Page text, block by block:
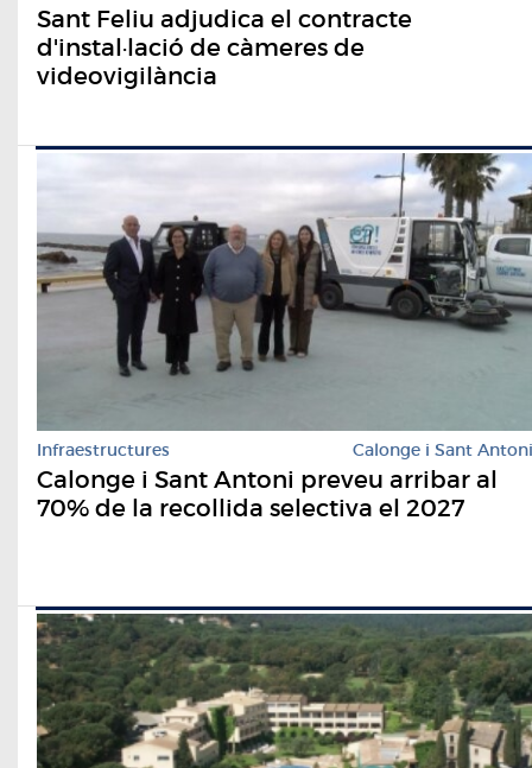
Sant Feliu adjudica el contracte
d'instal·lació de càmeres de
videovigilància
Infraestructures Calonge i Sant Antoni
Calonge i Sant Antoni preveu arribar al
70% de la recollida selectiva el 2027